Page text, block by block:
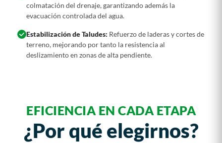
colmatación del drenaje, garantizando además la
evacuación controlada del agua.
Estabilización de Taludes: Refuerzo de laderas y cortes de
terreno, mejorando por tanto la resistencia al
deslizamiento en zonas de alta pendiente.
EFICIENCIA EN CADA ETAPA
¿Por qué elegirnos?